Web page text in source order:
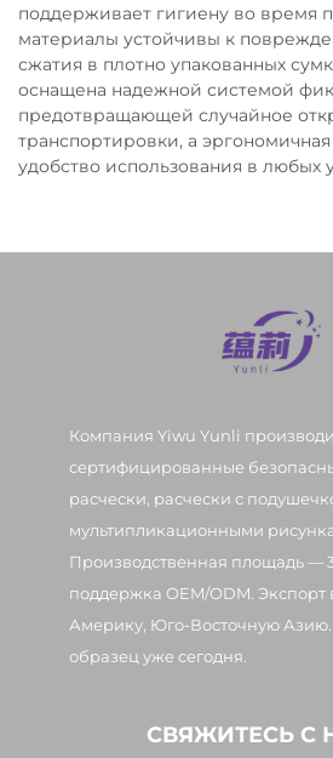
поддерживает гигиену во время
материалы устойчивы к
сжатия в плотно упакованных
оснащена надежной системой
предотвращающей случайное
транспортировки, а
удобство использования в любых
Компания Yiwu Yunli
сертифицированные
расчески, расчески с
мультипликационными
Производственная площадь —
поддержка OEM/ODM. Экспорт
Америку, Юго-Восточную Азию.
образец уже сегодня.
СВЯЖИТЕСЬ С